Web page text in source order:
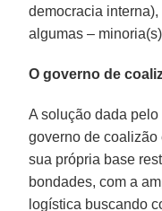
democracia
algumas –
O governo de
A solução dada
governo de coalizão
sua própria base
bondades, com a
logística buscando